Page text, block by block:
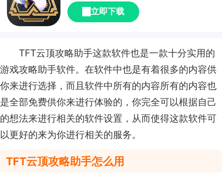
立即下载
TFT云顶攻略助手这款软件也是一款十分实用的
游戏攻略助手软件。在软件中也是有着很多的内容供
你来进行选择，而且软件中所有的内容所有的内容也
是全部免费供你来进行体验的，你完全可以根据自己
的想法来进行相关的软件设置，从而使得这款软件可
以更好的来为你进行相关的服务。
TFT云顶攻略助手怎么用